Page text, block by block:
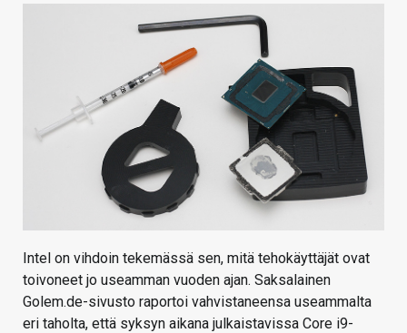
Intel on vihdoin tekemässä sen, mitä tehokäyttäjät ovat
toivoneet jo useamman vuoden ajan. Saksalainen
Golem.de-sivusto raportoi vahvistaneensa useammalta
eri taholta, että syksyn aikana julkaistavissa Core i9-